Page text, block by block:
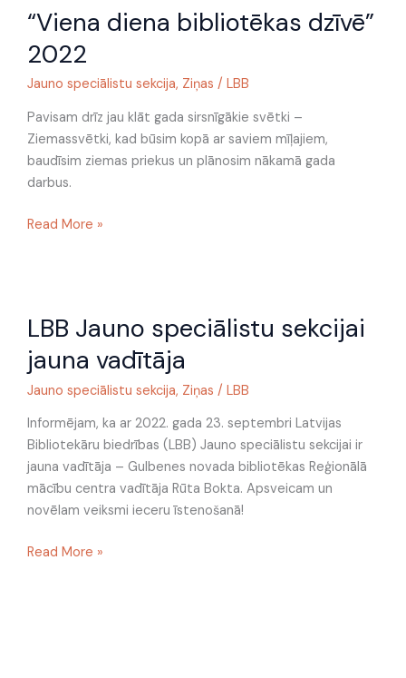
“Viena diena bibliotēkas dzīvē”
2022
Jauno speciālistu sekcija, Ziņas / LBB
Pavisam drīz jau klāt gada sirsnīgākie svētki –
Ziemassvētki, kad būsim kopā ar saviem mīļajiem,
baudīsim ziemas priekus un plānosim nākamā gada
darbus.
diena
dzīvē”
2022
Read More »
LBB Jauno speciālistu sekcijai
jauna vadītāja
Jauno speciālistu sekcija, Ziņas / LBB
Informējam, ka ar 2022. gada 23. septembri Latvijas
Bibliotekāru biedrības (LBB) Jauno speciālistu sekcijai ir
jauna vadītāja – Gulbenes novada bibliotēkas Reģionālā
mācību centra vadītāja Rūta Bokta. Apsveicam un
novēlam veiksmi ieceru īstenošanā!
Jauno
sekcijai
jauna
Read More »